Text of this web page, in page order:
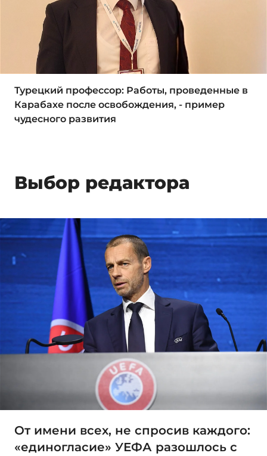
Турецкий профессор: Работы, проведенные в
Карабахе после освобождения, - пример
чудесного развития
Выбор редактора
От имени всех, не спросив каждого:
«единогласие» УЕФА разошлось с